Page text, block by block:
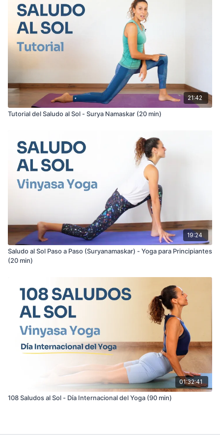
21:42
Tutorial del Saludo al Sol - Surya Namaskar (20 min)
19:24
Saludo al Sol Paso a Paso (Suryanamaskar) - Yoga para Principiantes
(20 min)
01:32:41
108 Saludos al Sol - Día Internacional del Yoga (90 min)